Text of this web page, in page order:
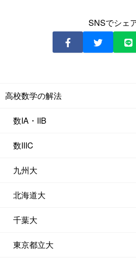
SNSでシェ
高校数学の解法
数IA・IIB
数IIIC
九州大
北海道大
千葉大
東京都立大